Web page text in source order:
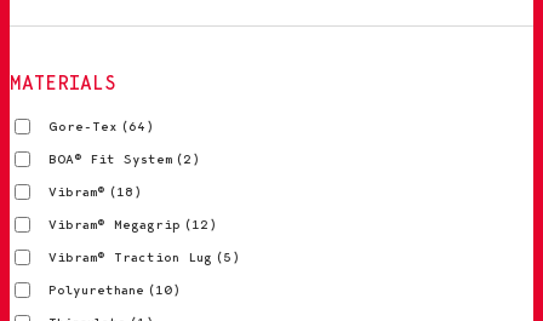
MATERIALS
Gore-Tex (64)
BOA® Fit System (2)
Vibram® (18)
Vibram® Megagrip (12)
Vibram® Traction Lug (5)
Polyurethane (10)